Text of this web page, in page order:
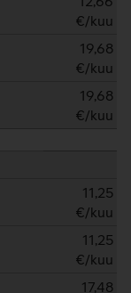
€/kuu
19,68
€/kuu
19,68
€/kuu
11,25
€/kuu
11,25
€/kuu
17,48